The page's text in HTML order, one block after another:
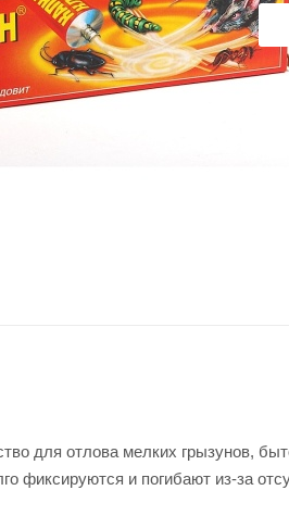
для отлова мелких грызунов,
фиксируются и погибают из-за